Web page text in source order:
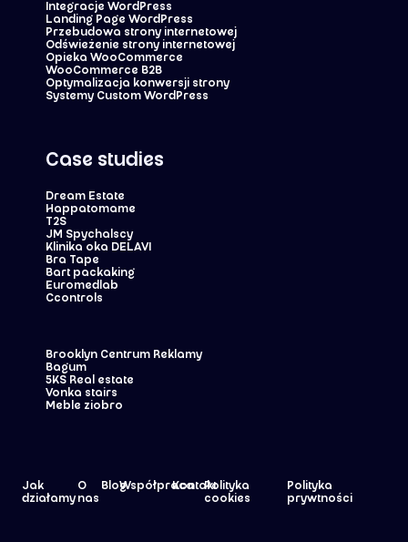
Integracje WordPress
Landing Page WordPress
Przebudowa strony internetowej
Odświeżenie strony internetowej
Opieka WooCommerce
WooCommerce B2B
Optymalizacja konwersji strony
Systemy Custom WordPress
Case studies
Dream Estate
Happatomame
T2S
JM Spychalscy
Klinika oka DELAVI
Bra Tape
Bart packaking
Euromedlab
Ccontrols
Brooklyn Centrum Reklamy
Bagum
5KS Real estate
Vonka stairs
Meble ziobro
Jak
działamy
O
nas
BlogWspółpracaKontaktPolityka
cookies
Polityka
prywtności